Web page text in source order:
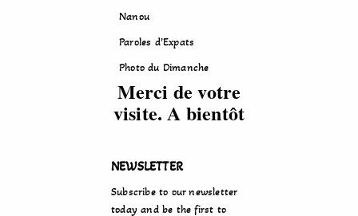
Nanou
Paroles d’Expats
Photo du Dimanche
Merci de votre
visite. A bientôt
NEWSLETTER
Subscribe to our newsletter
today and be the first to